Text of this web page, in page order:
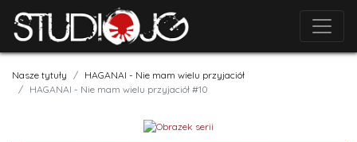
Nasze tytuły
HAGANAI - Nie mam wielu przyjaciół
HAGANAI - Nie mam wielu przyjaciół #10